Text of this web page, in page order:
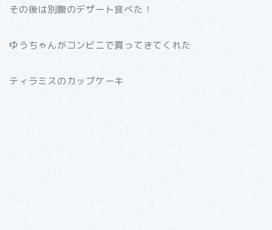
その後は別腹のデザート食べた！
ゆうちゃんがコンビニで買ってきてくれた
ティラミスのカップケーキ